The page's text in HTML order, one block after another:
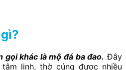
gọi khác là mộ đá ba đao. Đây
linh, thờ cúng được nhiều